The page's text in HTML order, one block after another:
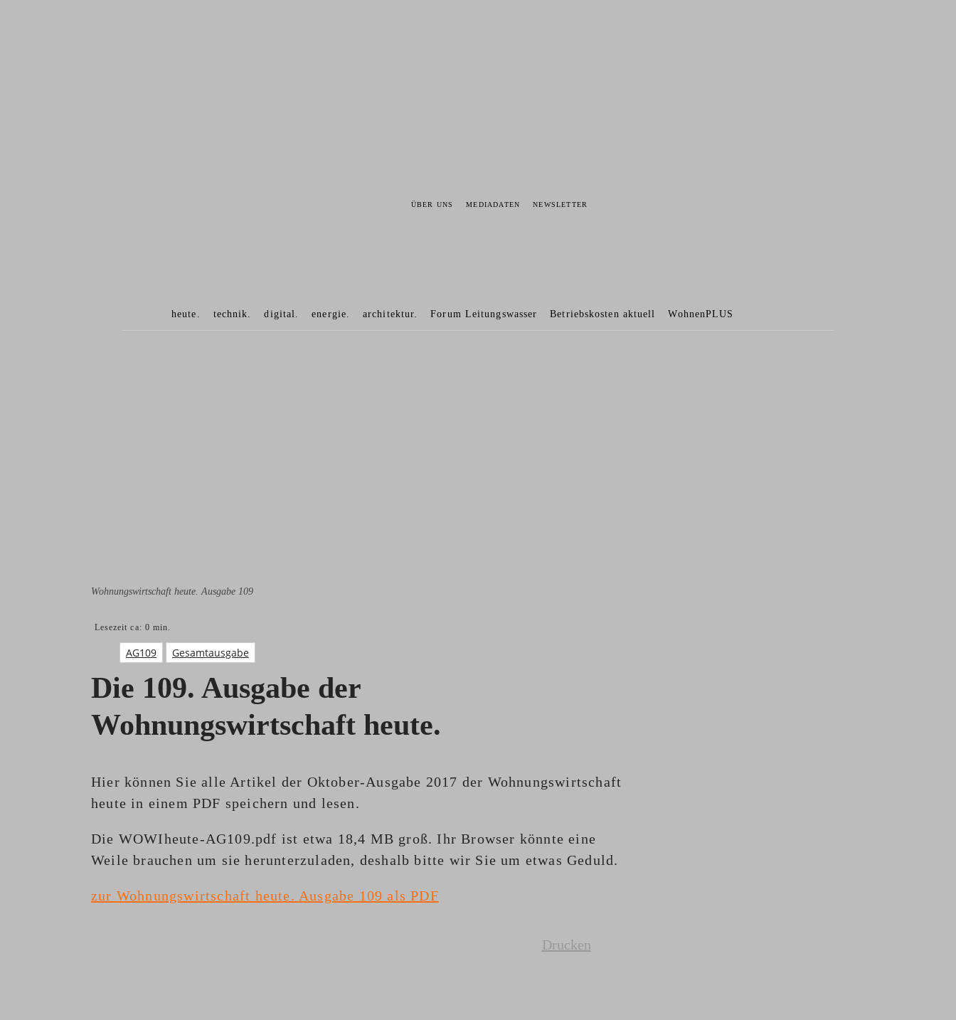
ÜBER UNS MEDIADATEN NEWSLETTER
heute. technik. digital. energie. architektur. Forum Leitungswasser Betriebskosten aktuell WohnenPLUS
Wohnungswirtschaft heute. Ausgabe 109
Lesezeit ca: 0 min.
AG109 Gesamtausgabe
Die 109. Ausgabe der
Wohnungswirtschaft heute.
Hier können Sie alle Artikel der Oktober-Ausgabe 2017 der Wohnungswirtschaft
heute in einem PDF speichern und lesen.
Die WOWIheute-AG109.pdf ist etwa 18,4 MB groß. Ihr Browser könnte eine
Weile brauchen um sie herunterzuladen, deshalb bitte wir Sie um etwas Geduld.
zur Wohnungswirtschaft heute. Ausgabe 109 als PDF
Drucken